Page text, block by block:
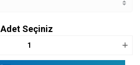
Adet Seçiniz